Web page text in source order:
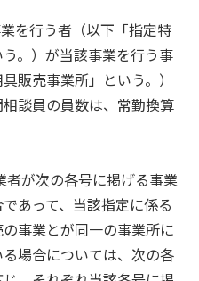
を行う者（以下「指定特
。）が当該事業を行う事
販売事業所」という。）
談員の員数は、常勤換算
者が次の各号に掲げる事業
あって、当該指定に係る
事業とが同一の事業所に
場合については、次の各